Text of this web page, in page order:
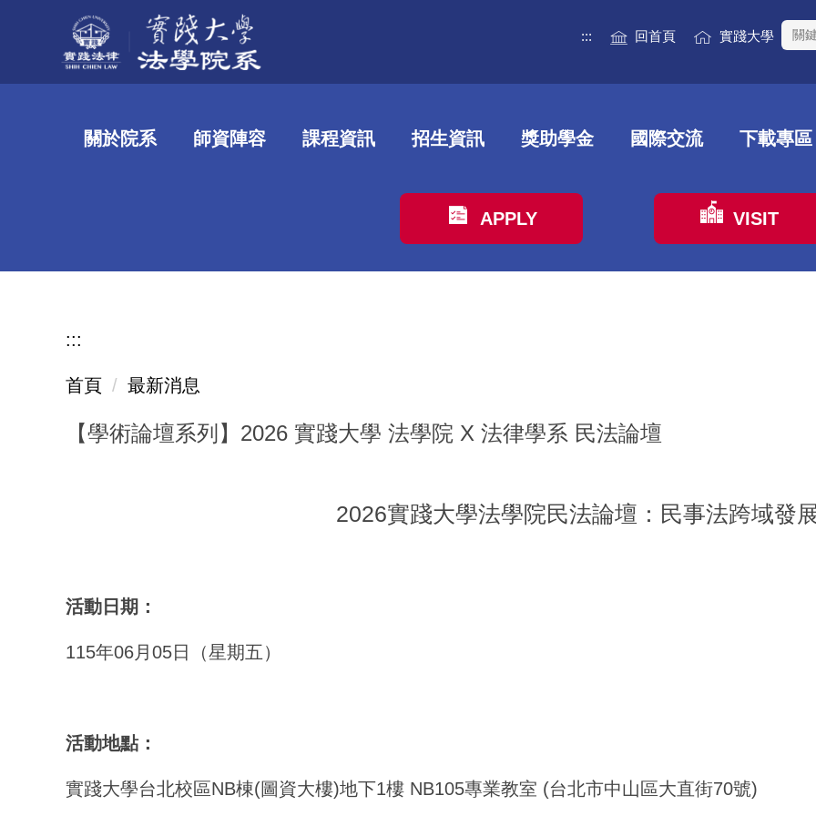
::: 回首頁 實踐大學
關於院系 師資陣容 課程資訊 招生資訊 獎助學金 國際交流 下載專區
APPLY VISIT
:::
首頁 最新消息
【學術論壇系列】2026 實踐大學 法學院 X 法律學系 民法論壇
2026實踐大學法學院民法論壇：民事法跨域發
活動日期 ：
115年06月05日（星期五）
活動地點：
實踐大學台北校區NB棟(圖資大樓)地下1樓 NB105專業教室 (台北市中山區大直街70號)